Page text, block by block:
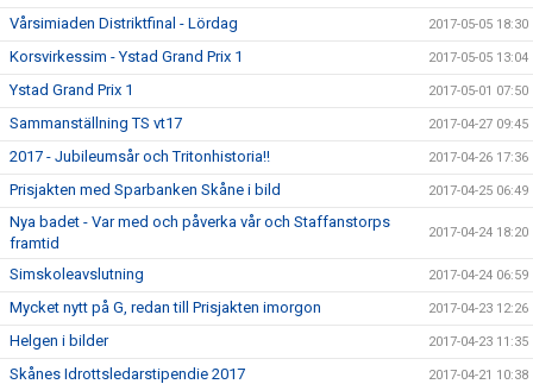
Vårsimiaden Distriktfinal - Lördag 2017-05-05 18:30
Korsvirkessim - Ystad Grand Prix 1 2017-05-05 13:04
Ystad Grand Prix 1 2017-05-01 07:50
Sammanställning TS vt17 2017-04-27 09:45
2017 - Jubileumsår och Tritonhistoria!! 2017-04-26 17:36
Prisjakten med Sparbanken Skåne i bild 2017-04-25 06:49
Nya badet - Var med och påverka vår och Staffanstorps
framtid
2017-04-24 18:20
Simskoleavslutning 2017-04-24 06:59
Mycket nytt på G, redan till Prisjakten imorgon 2017-04-23 12:26
Helgen i bilder 2017-04-23 11:35
Skånes Idrottsledarstipendie 2017 2017-04-21 10:38